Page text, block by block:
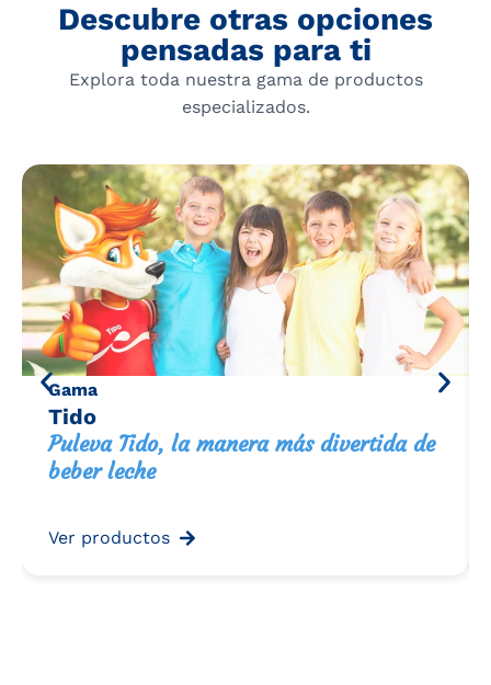
Descubre otras opciones
pensadas para ti
Explora toda nuestra gama de productos
especializados.
Gama
Tido
Puleva Tido, la manera más divertida de
beber leche
Ver productos